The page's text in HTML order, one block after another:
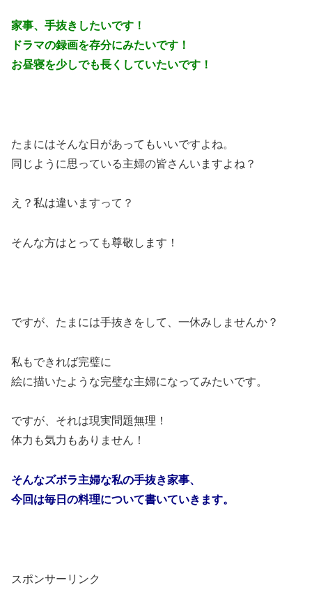
家事、手抜きしたいです！
ドラマの録画を存分にみたいです！
お昼寝を少しでも長くしていたいです！
たまにはそんな日があってもいいですよね。
同じように思っている主婦の皆さんいますよね？
え？私は違いますって？
そんな方はとっても尊敬します！
ですが、たまには手抜きをして、一休みしませんか？
私もできれば完璧に
絵に描いたような完璧な主婦になってみたいです。
ですが、それは現実問題無理！
体力も気力もありません！
そんなズボラ主婦な私の手抜き家事、
今回は毎日の料理について書いていきます。
スポンサーリンク